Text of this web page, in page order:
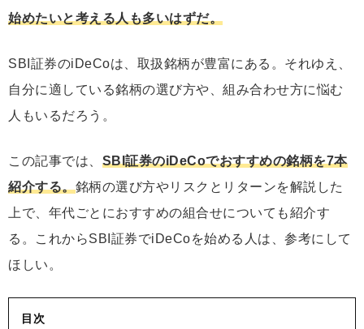
始めたいと考える人も多いはずだ。
SBI証券のiDeCoは、取扱銘柄が豊富にある。それゆえ、
自分に適している銘柄の選び方や、組み合わせ方に悩む
人もいるだろう。
この記事では、 SBI証券のiDeCoでおすすめの銘柄を7本
紹介する。銘柄の選び方やリスクとリターンを解説した
上で、年代ごとにおすすめの組合せについても紹介す
る。これからSBI証券でiDeCoを始める人は、参考にして
ほしい。
目次